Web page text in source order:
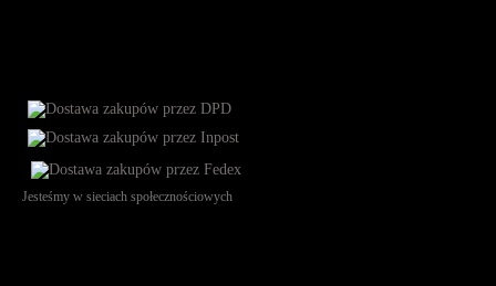
Jesteśmy w sieciach społecznościowych